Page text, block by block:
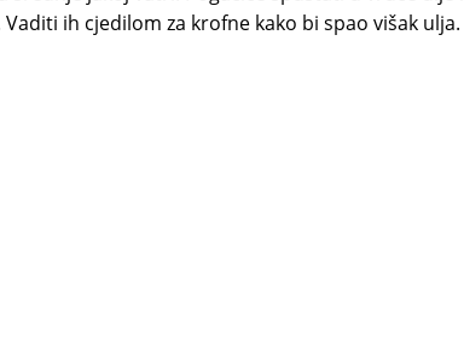
ih cjedilom za krofne kako bi spao višak ulja.